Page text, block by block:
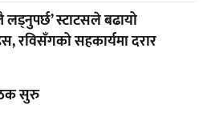
स्टाटसले बढायो
रविसँगको सहकार्यमा दरार
सुरु